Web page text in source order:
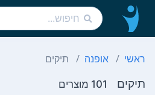
ראשי אופנה תיקים
תיקים 101 מוצרים